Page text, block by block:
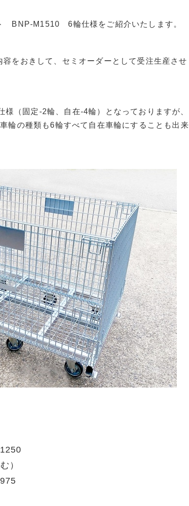
BNP-M1510 6輪仕様をご紹介いたします。
をおきして、セミオーダーとして受注生産させ
様（固定-2輪、自在-4輪）となっておりますが、
輪の種類も6輪すべて自在車輪にすることも出来
）